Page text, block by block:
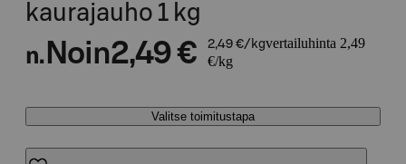
kaurajauho 1 kg
n. Noin2,49 € 2,49 €/kgvertailuhinta 2,49
€/kg
Valitse toimitustapa